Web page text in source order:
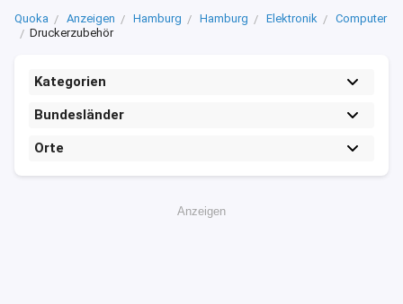
Quoka Anzeigen Hamburg Hamburg Elektronik
Computer
Druckerzubehör
Kategorien
Bundesländer
Orte
Anzeigen